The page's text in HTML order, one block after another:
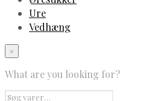
Ure
Vedhæng
×
What are you looking for?